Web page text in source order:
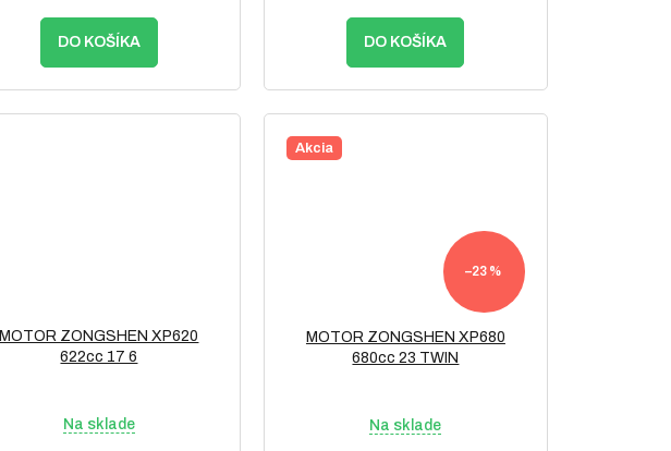
DO KOŠÍKA DO KOŠÍKA
MOTOR ZONGSHEN XP620
622cc 17 6
Na sklade
Akcia
–23 %
MOTOR ZONGSHEN XP680
680cc 23 TWIN
Na sklade